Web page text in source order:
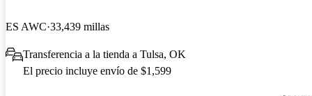
ES AWC 33,439 millas
Transferencia a la tienda a Tulsa, OK
El precio incluye envío de $1,599